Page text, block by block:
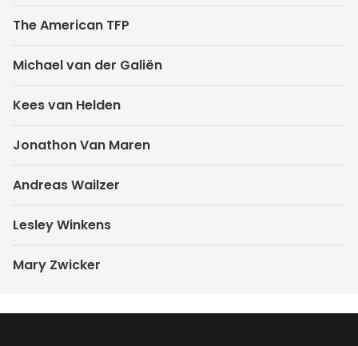
The American TFP
Michael van der Galiën
Kees van Helden
Jonathon Van Maren
Andreas Wailzer
Lesley Winkens
Mary Zwicker